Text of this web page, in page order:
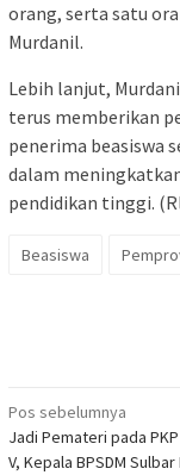
orang, serta satu
Murdanil.
Lebih lanjut,
terus memberikan
penerima beasiswa
dalam
pendidikan tinggi.
Beasiswa
Navigasi
pos
Pos sebelumnya
Jadi Pemateri pada
V, Kepala BPSDM Sulbar